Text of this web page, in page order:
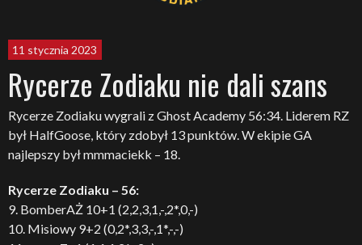
11 stycznia 2023
Rycerze Zodiaku nie dali szans
Rycerze Zodiaku wygrali z Ghost Academy 56:34. Liderem RZ
był HalfGoose, który zdobył 13 punktów. W ekipie GA
najlepszy był mmmaciekk – 18.
Rycerze Zodiaku – 56:
9. BomberAŻ 10+1 (2,2,3,1,-,2*,0,-)
10. Misiowy 9+2 (0,2*,3,3,-,1*,-,-)